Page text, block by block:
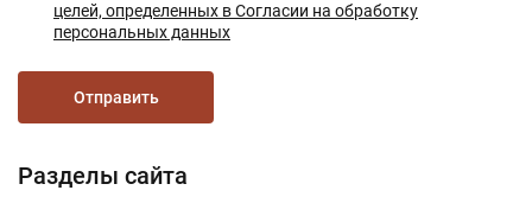
Разделы сайта
целей, определенных в Согласии на обработку
персональных данных
Отправить